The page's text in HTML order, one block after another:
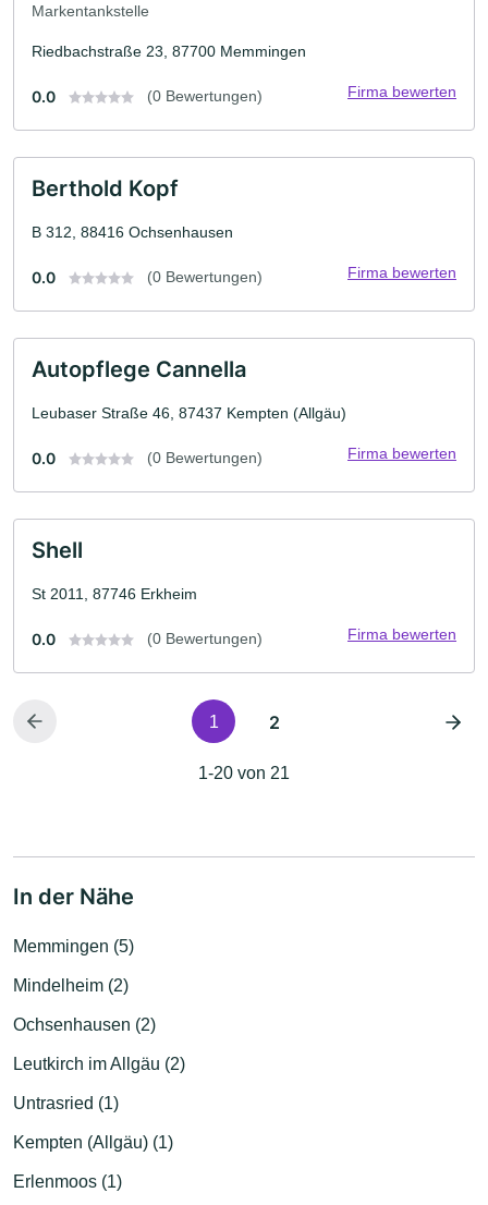
Markentankstelle
Riedbachstraße 23, 87700 Memmingen
0.0 (0 Bewertungen) Firma bewerten
Berthold Kopf
B 312, 88416 Ochsenhausen
0.0 (0 Bewertungen) Firma bewerten
Autopflege Cannella
Leubaser Straße 46, 87437 Kempten (Allgäu)
0.0 (0 Bewertungen) Firma bewerten
Shell
St 2011, 87746 Erkheim
0.0 (0 Bewertungen) Firma bewerten
1 2
1-20 von 21
In der Nähe
Memmingen (5)
Mindelheim (2)
Ochsenhausen (2)
Leutkirch im Allgäu (2)
Untrasried (1)
Kempten (Allgäu) (1)
Erlenmoos (1)